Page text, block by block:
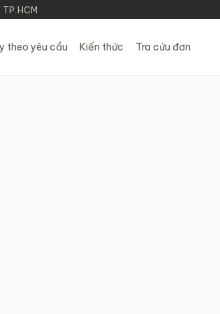
theo yêu cầu Kiến thức Tra cứu đơn